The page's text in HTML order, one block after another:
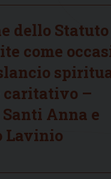
dello
come
caritativo –
Anna e
Lavinio